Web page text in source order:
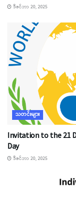
ဒီဇင်ဘာ 20, 2025
သတင်းများ
Invitation to the 21
Day
ဒီဇင်ဘာ 20, 2025